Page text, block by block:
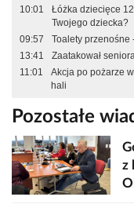
10:01
Łóżka dziecięce
Twojego dziecka?
09:57
Toalety przenośne
13:41
Zaatakował
11:01
Akcja po pożarze
hali
Pozostałe
z